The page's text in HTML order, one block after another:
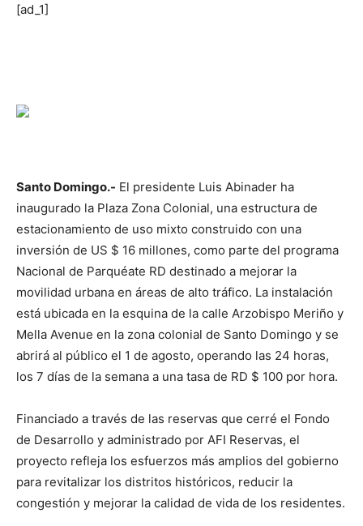
[ad_1]
Santo Domingo.- El presidente Luis Abinader ha
inaugurado la Plaza Zona Colonial, una estructura de
estacionamiento de uso mixto construido con una
inversión de US $ 16 millones, como parte del programa
Nacional de Parquéate RD destinado a mejorar la
movilidad urbana en áreas de alto tráfico. La instalación
está ubicada en la esquina de la calle Arzobispo Meriño y
Mella Avenue en la zona colonial de Santo Domingo y se
abrirá al público el 1 de agosto, operando las 24 horas,
los 7 días de la semana a una tasa de RD $ 100 por hora.
Financiado a través de las reservas que cerré el Fondo
de Desarrollo y administrado por AFI Reservas, el
proyecto refleja los esfuerzos más amplios del gobierno
para revitalizar los distritos históricos, reducir la
congestión y mejorar la calidad de vida de los residentes.